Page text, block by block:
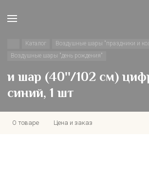
Каталог
Воздушные шары "праздники и
Воздушные шары "день рождения"
и шар (40''/102 см)
синий, 1 шт
О товаре Цена и заказ